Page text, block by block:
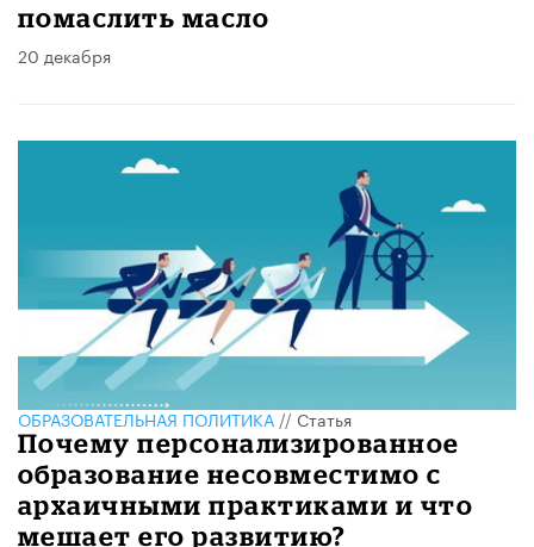
помаслить масло
20 декабря
ОБРАЗОВАТЕЛЬНАЯ ПОЛИТИКА//Статья
Почему персонализированное
образование несовместимо с
архаичными практиками и что
мешает его развитию?